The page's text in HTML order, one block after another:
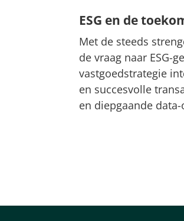
ESG en de
Met de steeds
de vraag naar ESG-
vastgoedstrategie
en succesvolle
en diepgaande